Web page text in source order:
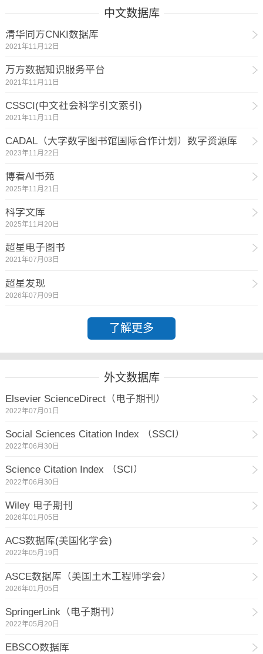
中文数据库
清华同方CNKI数据库
2021年11月12日
万方数据知识服务平台
2021年11月11日
CSSCI(中文社会科学引文索引)
2021年11月11日
CADAL（大学数字图书馆国际合作计划）数字资源库
2023年11月22日
博看AI书苑
2025年11月21日
科学文库
2025年11月20日
超星电子图书
2021年07月03日
超星发现
2026年07月09日
了解更多
外文数据库
Elsevier ScienceDirect（电子期刊）
2022年07月01日
Social Sciences Citation Index （SSCI）
2022年06月30日
Science Citation Index （SCI）
2022年06月30日
Wiley 电子期刊
2026年01月05日
ACS数据库(美国化学会)
2022年05月19日
ASCE数据库（美国土木工程师学会）
2026年01月05日
SpringerLink（电子期刊）
2022年05月20日
EBSCO数据库